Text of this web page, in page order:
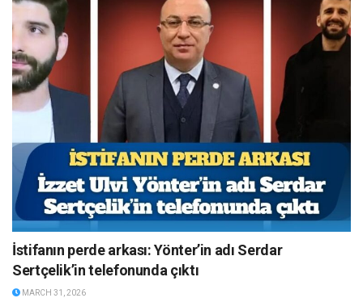
İstifanın perde arkası: Yönter’in adı Serdar
Sertçelik’in telefonunda çıktı
MARCH 31, 2026